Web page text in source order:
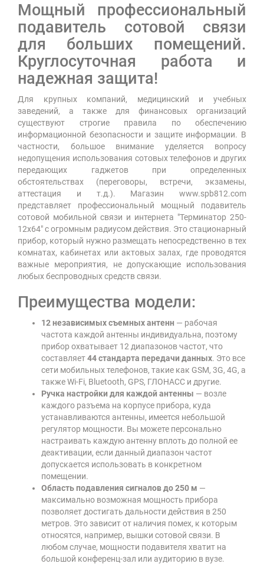
Мощный профессиональный
подавитель сотовой связи
для больших помещений.
Круглосуточная работа и
надежная защита!
Для крупных компаний, медицинский и учебных
заведений, а также для финансовых организаций
существуют строгие правила по обеспечению
информационной безопасности и защите информации. В
частности, большое внимание уделяется вопросу
недопущения использования сотовых телефонов и других
передающих гаджетов при определенных
обстоятельствах (переговоры, встречи, экзамены,
аттестация и т.д.). Магазин www.spb812.com
представляет профессиональный мощный подавитель
сотовой мобильной связи и интернета "Терминатор 250-
12х64" с огромным радиусом действия. Это стационарный
прибор, который нужно размещать непосредственно в тех
комнатах, кабинетах или актовых залах, где проводятся
важные мероприятия, не допускающие использования
любых беспроводных средств связи.
Преимущества модели:
12 независимых съемных антенн — рабочая
частота каждой антенны индивидуальна, поэтому
прибор охватывает 12 диапазонов частот, что
составляет44 стандарта передачи данных. Это все
сети мобильных телефонов, такие как GSM, 3G, 4G, а
также Wi-Fi, Bluetooth, GPS, ГЛОНАСС и другие.
Ручка настройки для каждой антенны — возле
каждого разъема на корпусе прибора, куда
устанавливаются антенны, имеется небольшой
регулятор мощности. Вы можете персонально
настраивать каждую антенну вплоть до полной ее
деактивации, если данный диапазон частот
допускается использовать в конкретном
помещении.
Область подавления сигналов до 250 м —
максимально возможная мощность прибора
позволяет достигать дальности действия в 250
метров. Это зависит от наличия помех, к которым
относятся, например, вышки сотовой связи. В
любом случае, мощности подавителя хватит на
большой конференц-зал или аудиторию в вузе.